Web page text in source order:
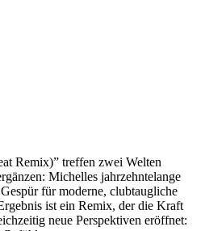
Remix)” treffen zwei Welten
Michelles jahrzehntelange
für moderne, clubtaugliche
ist ein Remix, der die Kraft
neue Perspektiven eröffnet: